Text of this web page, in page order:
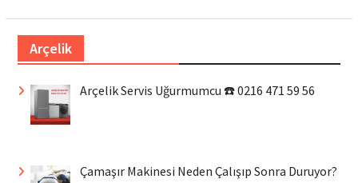
Arçelik
Arçelik Servis Uğurmumcu ☎️ 0216 471 59 56
Çamaşır Makinesi Neden Çalışıp Sonra Duruyor?